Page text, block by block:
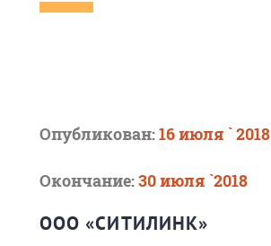
Опубликован:16 июля ` 2018
Окончание:30 июля `2018
ООО «СИТИЛИНК»